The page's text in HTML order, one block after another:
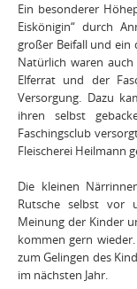
Ein besonderer
Eiskönigin“ durch
großer Beifall und ein
Natürlich waren
Elferrat und der
Versorgung. Dazu
ihren selbst
Faschingsclub
Fleischerei Heilmann
Die kleinen
Rutsche selbst vor
Meinung der Kinder
kommen gern
zum Gelingen des
im nächsten Jahr.